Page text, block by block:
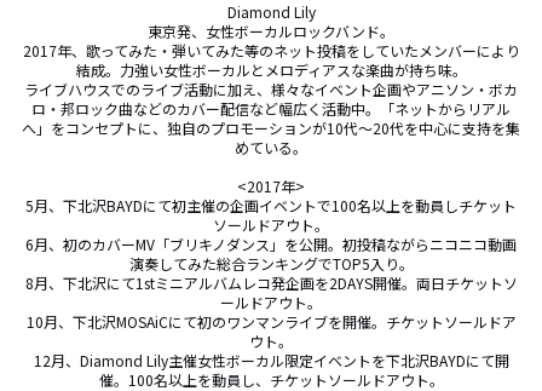
Diamond Lily
東京発、女性ボーカルロックバンド。
2017年、歌ってみた・弾いてみた等のネット投稿をしていたメンバーにより
結成。力強い女性ボーカルとメロディアスな楽曲が持ち味。
ライブハウスでのライブ活動に加え、様々なイベント企画やアニソン・ボカ
ロ・邦ロック曲などのカバー配信など幅広く活動中。「ネットからリアル
へ」をコンセプトに、独自のプロモーションが10代～20代を中心に支持を集
めている。
<2017年>
5月、下北沢BAYDにて初主催の企画イベントで100名以上を動員しチケット
ソールドアウト。
6月、初のカバーMV「ブリキノダンス」を公開。初投稿ながらニコニコ動画
演奏してみた総合ランキングでTOP5入り。
8月、下北沢にて1stミニアルバムレコ発企画を2DAYS開催。両日チケットソ
ールドアウト。
10月、下北沢MOSAiCにて初のワンマンライブを開催。チケットソールドア
ウト。
12月、Diamond Lily主催女性ボーカル限定イベントを下北沢BAYDにて開
催。100名以上を動員し、チケットソールドアウト。